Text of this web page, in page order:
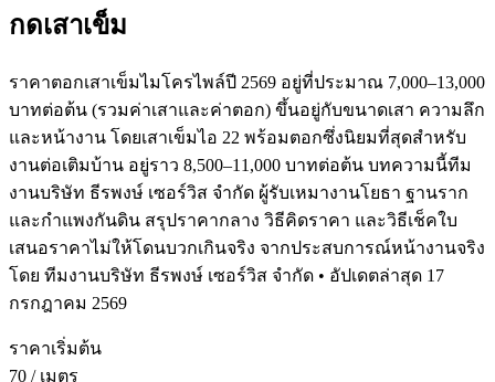
กดเสาเข็ม
ราคาตอกเสาเข็มไมโครไพล์ปี 2569 อยู่ที่ประมาณ 7,000–13,000
บาทต่อต้น (รวมค่าเสาและค่าตอก) ขึ้นอยู่กับขนาดเสา ความลึก
และหน้างาน โดยเสาเข็มไอ 22 พร้อมตอกซึ่งนิยมที่สุดสำหรับ
งานต่อเติมบ้าน อยู่ราว 8,500–11,000 บาทต่อต้น บทความนี้ทีม
งานบริษัท ธีรพงษ์ เซอร์วิส จำกัด ผู้รับเหมางานโยธา ฐานราก
และกำแพงกันดิน สรุปราคากลาง วิธีคิดราคา และวิธีเช็คใบ
เสนอราคาไม่ให้โดนบวกเกินจริง จากประสบการณ์หน้างานจริง
โดย ทีมงานบริษัท ธีรพงษ์ เซอร์วิส จำกัด • อัปเดตล่าสุด 17
กรกฎาคม 2569
ราคาเริ่มต้น
70 / เมตร